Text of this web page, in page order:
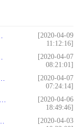
[2020-04-09
11:12:16]
[2020-04-07
08:21:01]
[2020-04-07
07:24:14]
[2020-04-06
18:49:46]
[2020-04-03